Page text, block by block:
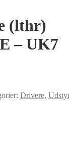
(lthr)
– UK7
Drivere,